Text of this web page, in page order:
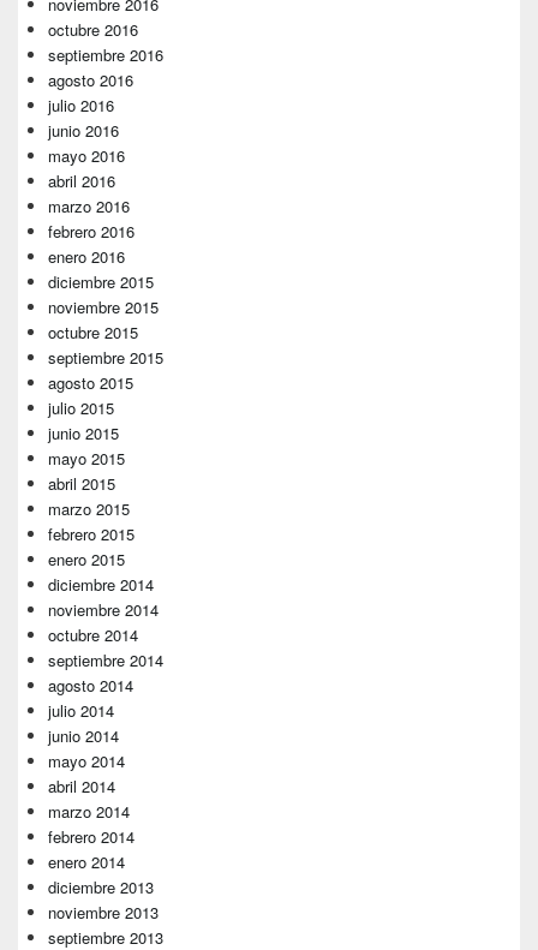
octubre 2016
septiembre 2016
agosto 2016
julio 2016
junio 2016
mayo 2016
abril 2016
marzo 2016
febrero 2016
enero 2016
diciembre 2015
noviembre 2015
octubre 2015
septiembre 2015
agosto 2015
julio 2015
junio 2015
mayo 2015
abril 2015
marzo 2015
febrero 2015
enero 2015
diciembre 2014
noviembre 2014
octubre 2014
septiembre 2014
agosto 2014
julio 2014
junio 2014
mayo 2014
abril 2014
marzo 2014
febrero 2014
enero 2014
diciembre 2013
noviembre 2013
septiembre 2013